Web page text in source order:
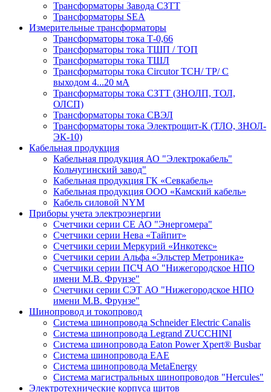
Трансформаторы Завода СЗТТ
Трансформаторы SEA
Измерительные трансформаторы
Трансформаторы тока Т-0,66
Трансформаторы тока ТШП / ТОП
Трансформаторы тока ТШЛ
Трансформаторы тока Circutor TCH/ TP/ С
выходом 4...20 мА
Трансформаторы тока СЗТТ (ЗНОЛП, ТОЛ,
ОЛСП)
Трансформаторы тока СВЭЛ
Трансформаторы тока Электрощит-К (ТЛО, ЗНОЛ-
ЭК-10)
Кабельная продукция
Кабельная продукция АО "Электрокабель"
Кольчугинский завод"
Кабельная продукция ГК «Севкабель»
Кабельная продукция ООО «Камский кабель»
Кабель силовой NYM
Приборы учета электроэнергии
Счетчики серии СЕ АО "Энергомера"
Счетчики серии Нева «Тайпит»
Счетчики серии Меркурий «Инкотекс»
Счетчики серии Альфа «Эльстер Метроника»
Счетчики серии ПСЧ АО "Нижегородское НПО
имени М.В. Фрунзе"
Счетчики серии СЭТ АО "Нижегородское НПО
имени М.В. Фрунзе"
Шинопровод и токопровод
Система шинопровода Schneider Electric Canalis
Система шинопровода Legrand ZUCCHINI
Система шинопровода Eaton Power Xpert® Busbar
Система шинопровода EAE
Система шинопровода MetaEnergy
Система магистральных шинопроводов "Hercules"
Электротехнические корпуса щитов